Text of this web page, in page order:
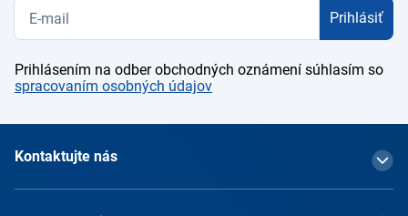
Prihlásiť
Prihlásením na odber obchodných oznámení súhlasím so
spracovaním osobných údajov
Kontaktujte nás